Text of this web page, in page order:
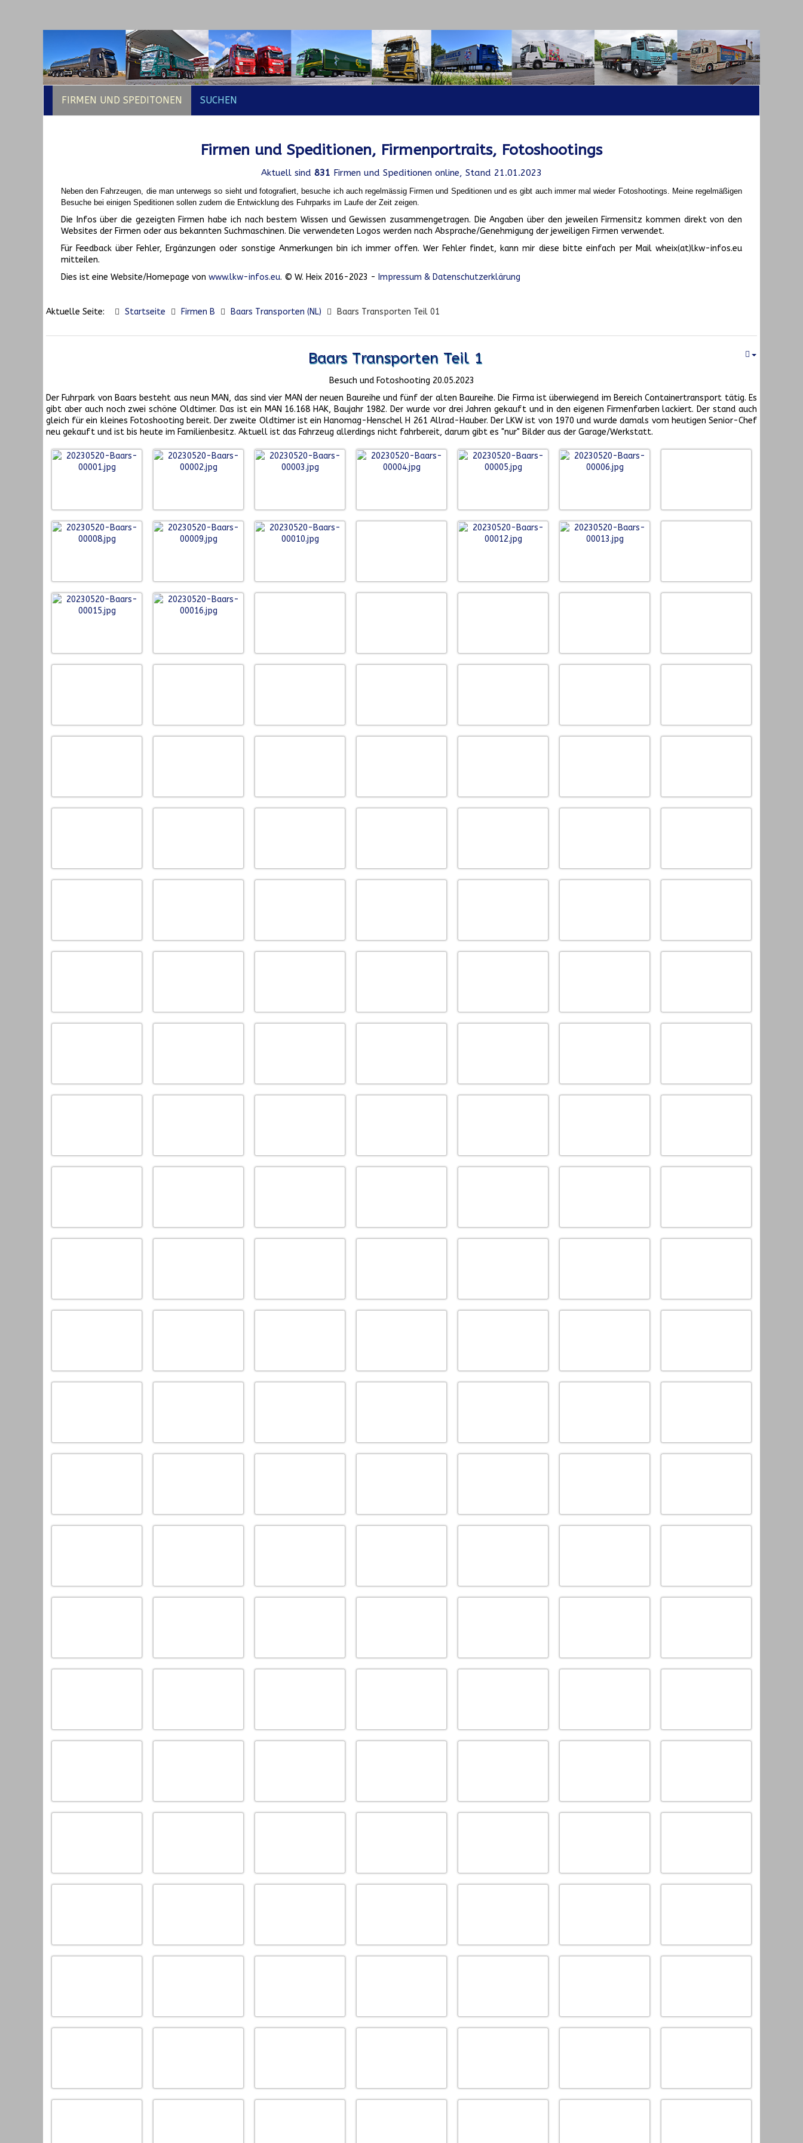
FIRMEN UND SPEDITONEN SUCHEN
Firmen und Speditionen, Firmenportraits, Fotoshootings
Aktuell sind 831 Firmen und Speditionen online, Stand 21.01.2023
Neben den Fahrzeugen, die man unterwegs so sieht und fotografiert, besuche ich auch regelmässig Firmen und Speditionen und es gibt auch immer mal wieder Fotoshootings. Meine regelmäßigen
Besuche bei einigen Speditionen sollen zudem die Entwicklung des Fuhrparks im Laufe der Zeit zeigen.
Die Infos über die gezeigten Firmen habe ich nach bestem Wissen und Gewissen zusammengetragen. Die Angaben über den jeweilen Firmensitz kommen direkt von den
Websites der Firmen oder aus bekannten Suchmaschinen. Die verwendeten Logos werden nach Absprache/Genehmigung der jeweiligen Firmen verwendet.
Für Feedback über Fehler, Ergänzungen oder sonstige Anmerkungen bin ich immer offen. Wer Fehler findet, kann mir diese bitte einfach per Mail wheix(at)lkw-infos.eu
mitteilen.
Dies ist eine Website/Homepage von www.lkw-infos.eu. © W. Heix 2016-2023 - Impressum & Datenschutzerklärung
Aktuelle Seite: Startseite Firmen B Baars Transporten (NL) Baars Transporten Teil 01
Baars Transporten Teil 1
Besuch und Fotoshooting 20.05.2023
Der Fuhrpark von Baars besteht aus neun MAN, das sind vier MAN der neuen Baureihe und fünf der alten Baureihe. Die Firma ist überwiegend im Bereich Containertransport tätig. Es
gibt aber auch noch zwei schöne Oldtimer. Das ist ein MAN 16.168 HAK, Baujahr 1982. Der wurde vor drei Jahren gekauft und in den eigenen Firmenfarben lackiert. Der stand auch
gleich für ein kleines Fotoshooting bereit. Der zweite Oldtimer ist ein Hanomag-Henschel H 261 Allrad-Hauber. Der LKW ist von 1970 und wurde damals vom heutigen Senior-Chef
neu gekauft und ist bis heute im Familienbesitz. Aktuell ist das Fahrzeug allerdings nicht fahrbereit, darum gibt es "nur" Bilder aus der Garage/Werkstatt.